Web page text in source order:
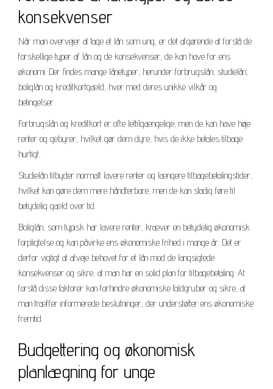
konsekvenser
Når man overvejer at tage et lån som ung, er det afgørende at forstå de
forskellige typer af lån og de konsekvenser, de kan have for ens
økonomi. Der findes mange lånetyper, herunder forbrugslån, studielån,
boliglån og kreditkortgæld, hver med deres unikke vilkår og
betingelser.
Forbrugslån og kreditkort er ofte lettilgængelige, men de kan have høje
renter og gebyrer, hvilket gør dem dyre, hvis de ikke betales tilbage
hurtigt.
Studielån tilbyder normalt lavere renter og længere tilbagebetalingstider,
hvilket kan gøre dem mere håndterbare, men de kan stadig føre til
betydelig gæld over tid.
Boliglån, som typisk har lavere renter, kræver en betydelig økonomisk
forpligtelse og kan påvirke ens økonomiske frihed i mange år. Det er
derfor vigtigt at afveje behovet for et lån mod de langsigtede
konsekvenser og sikre, at man har en solid plan for tilbagebetaling. At
forstå disse faktorer kan forhindre økonomiske faldgruber og sikre, at
man træffer informerede beslutninger, der understøtter ens økonomiske
fremtid.
Budgettering og økonomisk
planlægning for unge